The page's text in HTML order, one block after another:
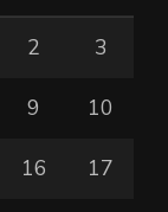
2 3
9 10
16 17